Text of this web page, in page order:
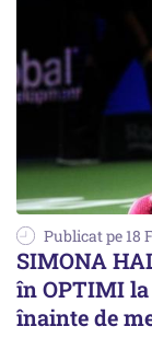
Publicat pe 18
SIMONA
în OPTIMI la
înainte de